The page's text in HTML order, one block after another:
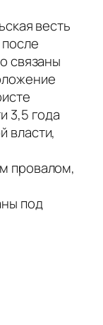
весть
связаны
3,5 года
власти,
провалом,
под